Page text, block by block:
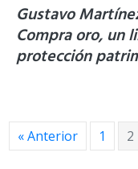
Gustavo
Compra oro, un
protección
« Anterior 1 2